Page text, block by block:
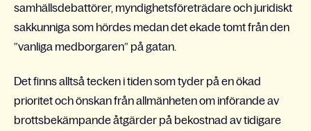
samhällsdebattörer, myndighetsföreträdare och juridiskt
sakkunniga som hördes medan det ekade tomt från den
”vanliga medborgaren” på gatan.
Det finns alltså tecken i tiden som tyder på en ökad
prioritet och önskan från allmänheten om införande av
brottsbekämpande åtgärder på bekostnad av tidigare